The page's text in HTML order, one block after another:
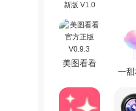
虫虫助手
原神圣遗
物强化模
拟器2026
版 V1.0
美图看看
V0.9.3
一
最